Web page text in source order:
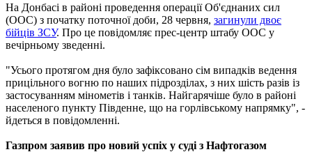
На Донбасі в районі проведення операції Об'єднаних сил
(ООС) з початку поточної доби, 28 червня, загинули двоє
бійців ЗСУ. Про це повідомляє прес-центр штабу ООС у
вечірньому зведенні.
"Усього протягом дня було зафіксовано сім випадків ведення
прицільного вогню по наших підрозділах, з них шість разів із
застосуванням мінометів і танків. Найгарячіше було в районі
населеного пункту Південне, що на горлівському напрямку", -
йдеться в повідомленні.
Газпром заявив про новий успіх у суді з Нафтогазом